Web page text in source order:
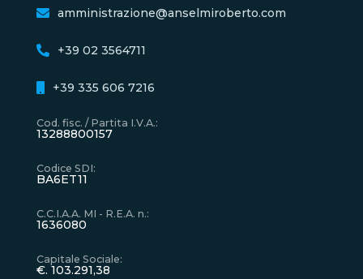
amministrazione@anselmiroberto.com
+39 02 3564711
+39 335 606 7216
Cod. fisc. / Partita I.V.A.:
13288800157
Codice SDI:
BA6ET11
C.C.I.A.A. MI - R.E.A. n.:
1636080
Capitale Sociale:
€. 103.291,38